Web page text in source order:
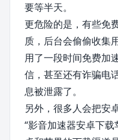
要等半天。
更危险的是，有些免
质，后台会偷偷收集
用了一段时间免费加
信，甚至还有诈骗电
息被泄露了。
另外，很多人会把安
“影音加速器安卓下